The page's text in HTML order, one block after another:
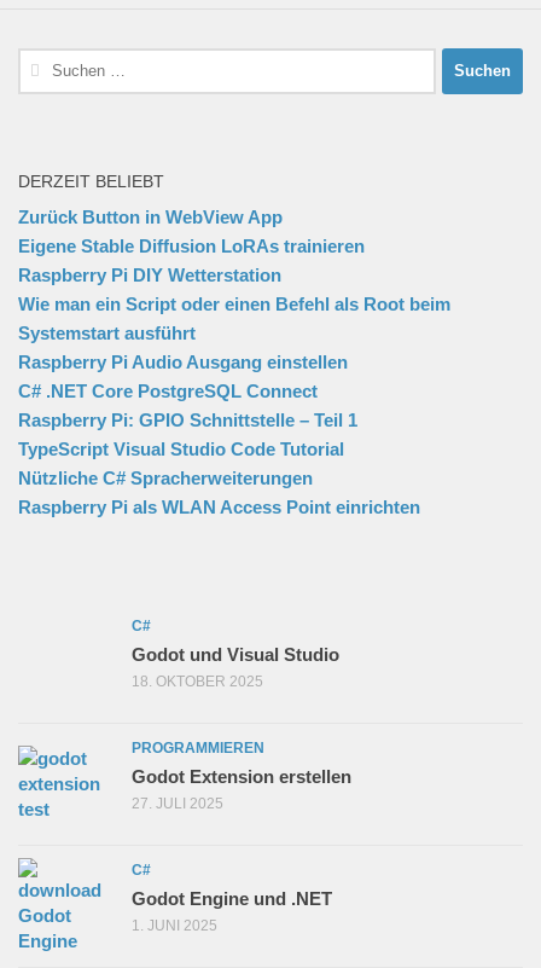
Suchen
nach:
DERZEIT BELIEBT
Zurück Button in WebView App
Eigene Stable Diffusion LoRAs trainieren
Raspberry Pi DIY Wetterstation
Wie man ein Script oder einen Befehl als Root beim
Systemstart ausführt
Raspberry Pi Audio Ausgang einstellen
C# .NET Core PostgreSQL Connect
Raspberry Pi: GPIO Schnittstelle – Teil 1
TypeScript Visual Studio Code Tutorial
Nützliche C# Spracherweiterungen
Raspberry Pi als WLAN Access Point einrichten
C#
Godot und Visual Studio
18. OKTOBER 2025
PROGRAMMIEREN
Godot Extension erstellen
27. JULI 2025
C#
Godot Engine und .NET
1. JUNI 2025